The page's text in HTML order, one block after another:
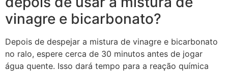
vinagre e bicarbonato?
Depois de despejar a mistura de vinagre e bicarbonato
no ralo, espere cerca de 30 minutos antes de jogar
água quente. Isso dará tempo para a reação química